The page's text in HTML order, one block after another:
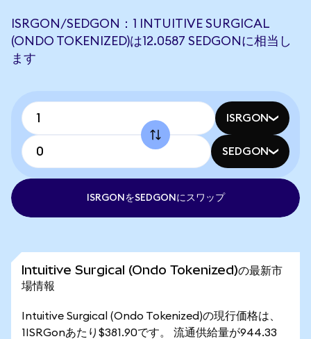
ISRGON/SEDGON：1 INTUITIVE SURGICAL
(ONDO TOKENIZED)は12.0587 SEDGONに相当し
ます
ISRGON
SEDGON
ISRGONをSEDGONにスワップ
Intuitive Surgical (Ondo Tokenized)の最新市
場情報
Intuitive Surgical (Ondo Tokenized)の現行価格は、
1ISRGonあたり$381.90です。 流通供給量が944.33